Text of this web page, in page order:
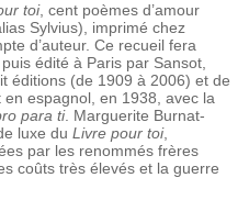
toi, cent poèmes d’amour
Sylvius), imprimé chez
d’auteur. Ce recueil fera
édité à Paris par Sansot,
éditions (de 1909 à 2006) et de
espagnol, en 1938, avec la
para ti. Marguerite Burnat-
luxe du Livre pour toi,
par les renommés frères
coûts très élevés et la guerre